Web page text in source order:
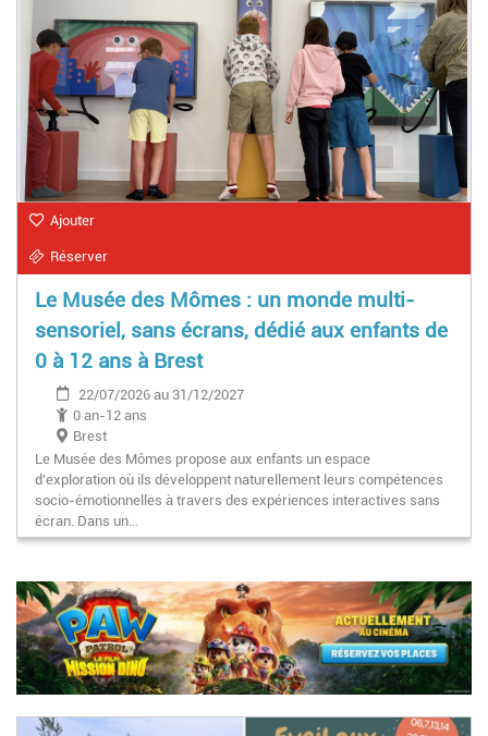
Ajouter
Réserver
Le Musée des Mômes : un monde multi-
sensoriel, sans écrans, dédié aux enfants de
0 à 12 ans à Brest
22/07/2026 au 31/12/2027
0 an-12 ans
Brest
Le Musée des Mômes propose aux enfants un espace
d’exploration où ils développent naturellement leurs compétences
socio-émotionnelles à travers des expériences interactives sans
écran. Dans un…